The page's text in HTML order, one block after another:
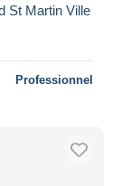
St Martin Ville
Professionnel